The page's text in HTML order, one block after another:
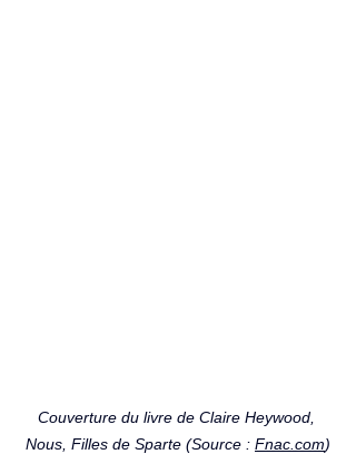
Couverture du livre de Claire Heywood,
Nous, Filles de Sparte (Source : Fnac.com)